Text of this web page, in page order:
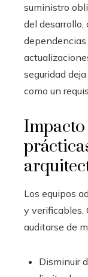
suministro
del
seguridad
como un
Los equipos
y verificables.
auditarse de
Disminuir